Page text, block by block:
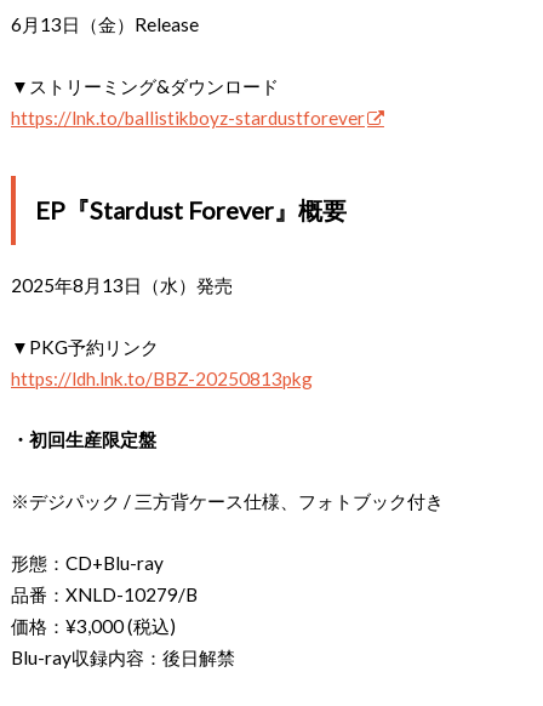
6月13日（金）Release
▼ストリーミング&ダウンロード
https://lnk.to/ballistikboyz-stardustforever
EP『Stardust Forever』概要
2025年8月13日（水）発売
▼PKG予約リンク
https://ldh.lnk.to/BBZ-20250813pkg
・初回生産限定盤
※デジパック / 三方背ケース仕様、フォトブック付き
形態：CD+Blu-ray
品番：XNLD-10279/B
価格：¥3,000 (税込)
Blu-ray収録内容：後日解禁